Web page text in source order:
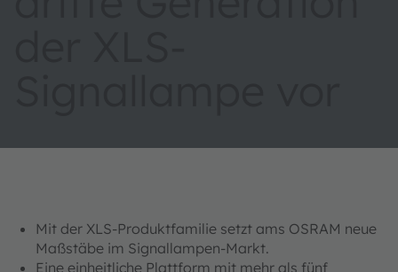
Mit der XLS-Produktfamilie setzt ams OSRAM neue
Maßstäbe im Signallampen-Markt.
Eine einheitliche Plattform mit mehr als fünf